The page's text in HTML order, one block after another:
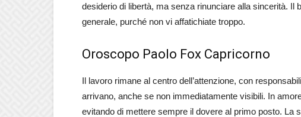
desiderio di libertà, ma senza rinunciare alla sincerità. Il
generale, purché non vi affatichiate troppo.
Oroscopo Paolo Fox Capricorno
Il lavoro rimane al centro dell’attenzione, con
arrivano, anche se non immediatamente visibili. In
evitando di mettere sempre il dovere al primo posto. La